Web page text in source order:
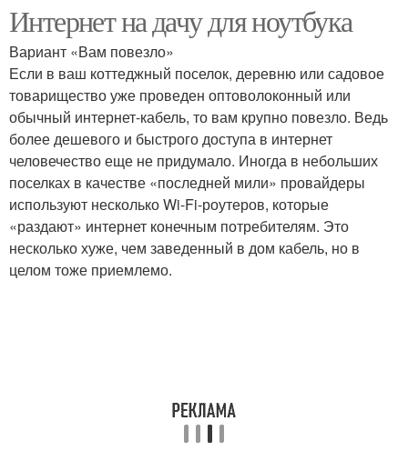
Интернет на дачу для ноутбука
Вариант «Вам повезло»
Если в ваш коттеджный поселок, деревню или садовое
товарищество уже проведен оптоволоконный или
обычный интернет-кабель, то вам крупно повезло. Ведь
более дешевого и быстрого доступа в интернет
человечество еще не придумало. Иногда в небольших
поселках в качестве «последней мили» провайдеры
используют несколько Wi-Fi-роутеров, которые
«раздают» интернет конечным потребителям. Это
несколько хуже, чем заведенный в дом кабель, но в
целом тоже приемлемо.